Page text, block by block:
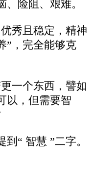
险阻、艰难。
秀且稳定，精神
”，完全能够克
一个东西，譬如
以，但需要智
“ 智慧 ”二字。